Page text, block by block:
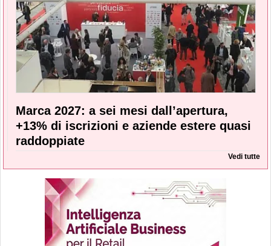
Marca 2027: a sei mesi dall’apertura,
+13% di iscrizioni e aziende estere quasi
raddoppiate
Vedi tutte